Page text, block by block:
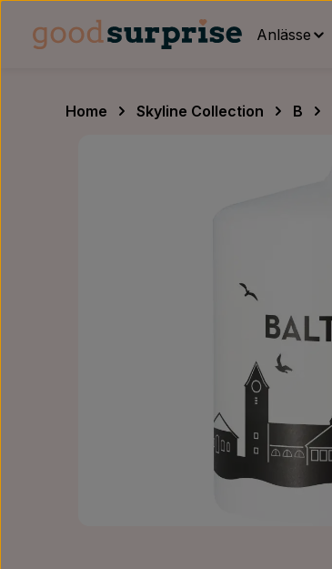
Hauptinhalt springen
Zur Hauptnavigation springen
Anlässe
Home Skyline Collection B